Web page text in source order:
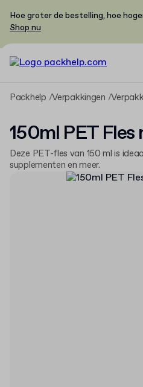
Hoe groter de bestelling, hoe
Shop nu
Packhelp Verpakkingen
150ml PET Fles
Deze PET-fles van 150 ml is
supplementen en meer.